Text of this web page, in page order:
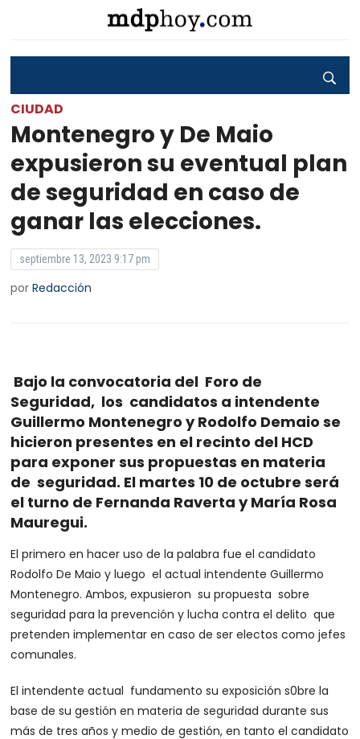
CIUDAD
Montenegro y De Maio
expusieron su eventual plan
de seguridad en caso de
ganar las elecciones.
septiembre 13, 2023 9:17 pm
porRedacción
Bajo la convocatoria del Foro de
Seguridad, los candidatos a intendente
Guillermo Montenegro y Rodolfo Demaio se
hicieron presentes en el recinto del HCD
para exponer sus propuestas en materia
de seguridad. El martes 10 de octubre será
el turno de Fernanda Raverta y María Rosa
Mauregui.
El primero en hacer uso de la palabra fue el candidato
Rodolfo De Maio y luego el actual intendente Guillermo
Montenegro. Ambos, expusieron su propuesta sobre
seguridad para la prevención y lucha contra el delito que
pretenden implementar en caso de ser electos como jefes
comunales.
El intendente actual fundamento su exposición s0bre la
base de su gestión en materia de seguridad durante sus
más de tres años y medio de gestión, en tanto el candidato